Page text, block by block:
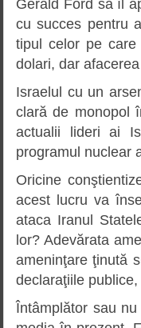
Gerald Ford să îl
cu succes pentru
tipul celor pe
dolari, dar
Israelul cu un
clară de monopol
actualii lideri ai
programul nuclear
Oricine
acest lucru va
ataca Iranul
lor? Adevărata
ameninţare ţinută
declaraţiile
Întâmplător sau